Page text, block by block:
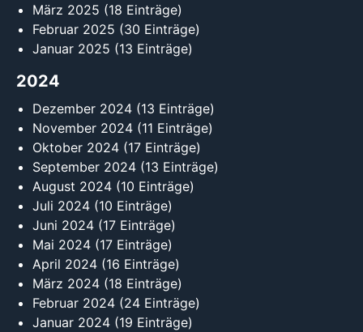
März 2025 (18 Einträge)
Februar 2025 (30 Einträge)
Januar 2025 (13 Einträge)
2024
Dezember 2024 (13 Einträge)
November 2024 (11 Einträge)
Oktober 2024 (17 Einträge)
September 2024 (13 Einträge)
August 2024 (10 Einträge)
Juli 2024 (10 Einträge)
Juni 2024 (17 Einträge)
Mai 2024 (17 Einträge)
April 2024 (16 Einträge)
März 2024 (18 Einträge)
Februar 2024 (24 Einträge)
Januar 2024 (19 Einträge)